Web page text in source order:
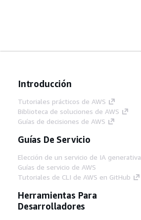
Introducción
Tutoriales prácticos de AWS
Biblioteca de soluciones de AWS
Guías de decisiones de AWS
Guías De Servicio
Elección de un servicio de IA generativa
Guías de servicio de AWS
Tutoriales de CLI de AWS en GitHub
Herramientas Para
Desarrolladores